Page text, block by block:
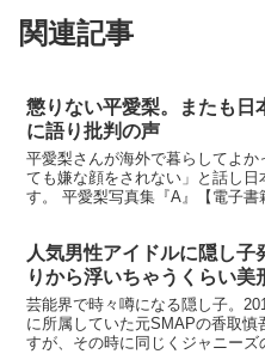
関連記事
懲りない平愛梨。またも日
に語り批判の声
平愛梨さんが海外で暮らしてよ
ても嫌な顔をされない」と話し
す。 平愛梨写真集『A』【電子書
人気男性アイドルに隠し子
りから浮いちゃうくらい美
芸能界で時々噂になる隠し子。
に所属していた元SMAPの香取慎
すが、その時に同じくジャニー